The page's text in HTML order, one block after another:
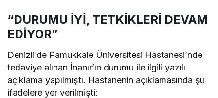
“DURUMU İYİ, TETKİKLERİ DEVAM
EDİYOR”
Denizli’de Pamukkale Üniversitesi Hastanesi’nde
tedaviye alınan İnanır’ın durumu ile ilgili yazılı
açıklama yapılmıştı. Hastanenin açıklamasında şu
ifadelere yer verilmişti: